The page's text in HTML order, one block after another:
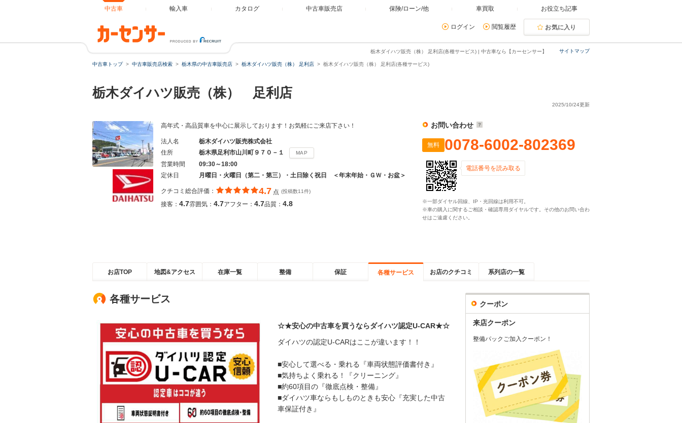
中古車 輸入車 カタログ 中古車販売店 保険/ローン/他 車買取 お役立ち記事
ログイン 閲覧履歴 お気に入り
サイトマップ
栃木ダイハツ販売（株） 足利店(各種サービス) | 中古車なら【カーセンサー】
中古車トップ 中古車販売店検索 栃木県の中古車販売店 栃木ダイハツ販売（株） 足利店 栃木ダイハツ販売（株） 足利店(各種サービス)
栃木ダイハツ販売（株） 足利店
2025/10/24更新
高年式・高品質車を中心に展示しております！お気軽にご来店下さい！
法人名
栃木ダイハツ販売株式会社
住所
栃木県足利市山川町９７０－１ MAP
営業時間
09:30～18:00
定休日
月曜日・火曜日（第二・第三）・土日除く祝日 ＜年末年始・ＧＷ・お盆＞
クチコミ総合評価： 4.7 点 (投稿数11件)
接客： 4.7雰囲気： 4.7アフター： 4.7品質： 4.8
お問い合わせ
無料 0078-6002-802369
電話番号を読み取る
※一部ダイヤル回線、IP・光回線は利用不可。
※車の購入に関するご相談・確認専用ダイヤルです。その他のお問い合わ
せはご遠慮ください。
お店TOP 地図&アクセス 在庫一覧 整備 保証 各種サービス お店のクチコミ 系列店の一覧
各種サービス
☆★安心の中古車を買うならダイハツ認定U-CAR★☆
ダイハツの認定U-CARはここが違います！！
■安心して選べる・乗れる『車両状態評価書付き』
■気持ちよく乗れる！『クリーニング』
■約60項目の『徹底点検・整備』
■ダイハツ車ならもしものときも安心『充実した中古
車保証付き』
クーポン
来店クーポン
整備パックご加入クーポン！